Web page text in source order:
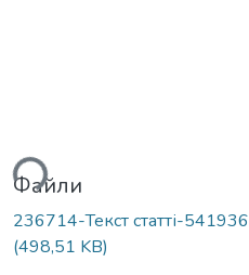
Файли
236714-Текст статті-
(498,51 KB)